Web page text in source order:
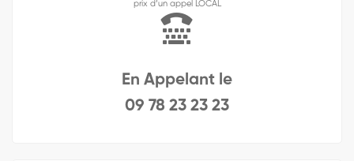
prix d’un appel LOCAL
En Appelant le
09 78 23 23 23